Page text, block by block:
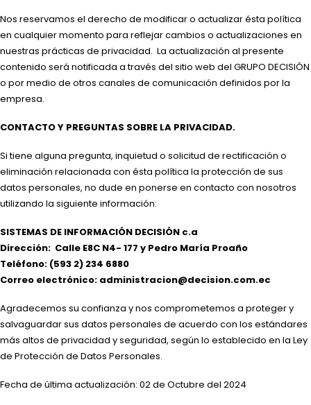
Nos reservamos el derecho de modificar o actualizar ésta política
en cualquier momento para reflejar cambios o actualizaciones en
nuestras prácticas de privacidad. La actualización al presente
contenido será notificada a través del sitio web del GRUPO DECISIÓN
o por medio de otros canales de comunicación definidos por la
empresa.
CONTACTO Y PREGUNTAS SOBRE LA PRIVACIDAD.
Si tiene alguna pregunta, inquietud o solicitud de rectificación o
eliminación relacionada con ésta política la protección de sus
datos personales, no dude en ponerse en contacto con nosotros
utilizando la siguiente información:
SISTEMAS DE INFORMACIÓN DECISIÓN c.a
Dirección: Calle E8C N4- 177 y Pedro María Proaño
Teléfono: (593 2) 234 6880
Correo electrónico: administracion@decision.com.ec
Agradecemos su confianza y nos comprometemos a proteger y
salvaguardar sus datos personales de acuerdo con los estándares
más altos de privacidad y seguridad, según lo establecido en la Ley
de Protección de Datos Personales.
Fecha de última actualización: 02 de Octubre del 2024